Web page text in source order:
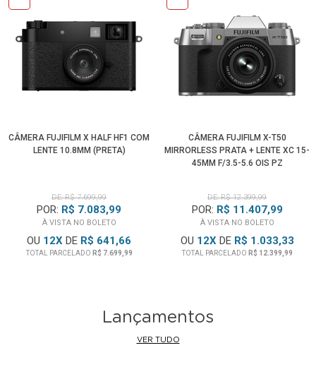
CÂMERA FUJIFILM X HALF HF1 COM
LENTE 10.8MM (PRETA)
DE: R$ 7.699,99
POR: R$ 7.083,99
À VISTA NO BOLETO
OU 12X DE R$ 641,66
TOTAL PARCELADO R$ 7.699,99
CÂMERA FUJIFILM X-T50
MIRRORLESS PRATA + LENTE XC 15-
45MM F/3.5-5.6 OIS PZ
DE: R$ 12.399,99
POR: R$ 11.407,99
À VISTA NO BOLETO
OU 12XDE R$ 1.033,33
TOTAL PARCELADO R$ 12.399,99
Lançamentos
VER TUDO